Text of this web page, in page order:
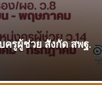
ครูผู้ช่วย สังกัด สพฐ.